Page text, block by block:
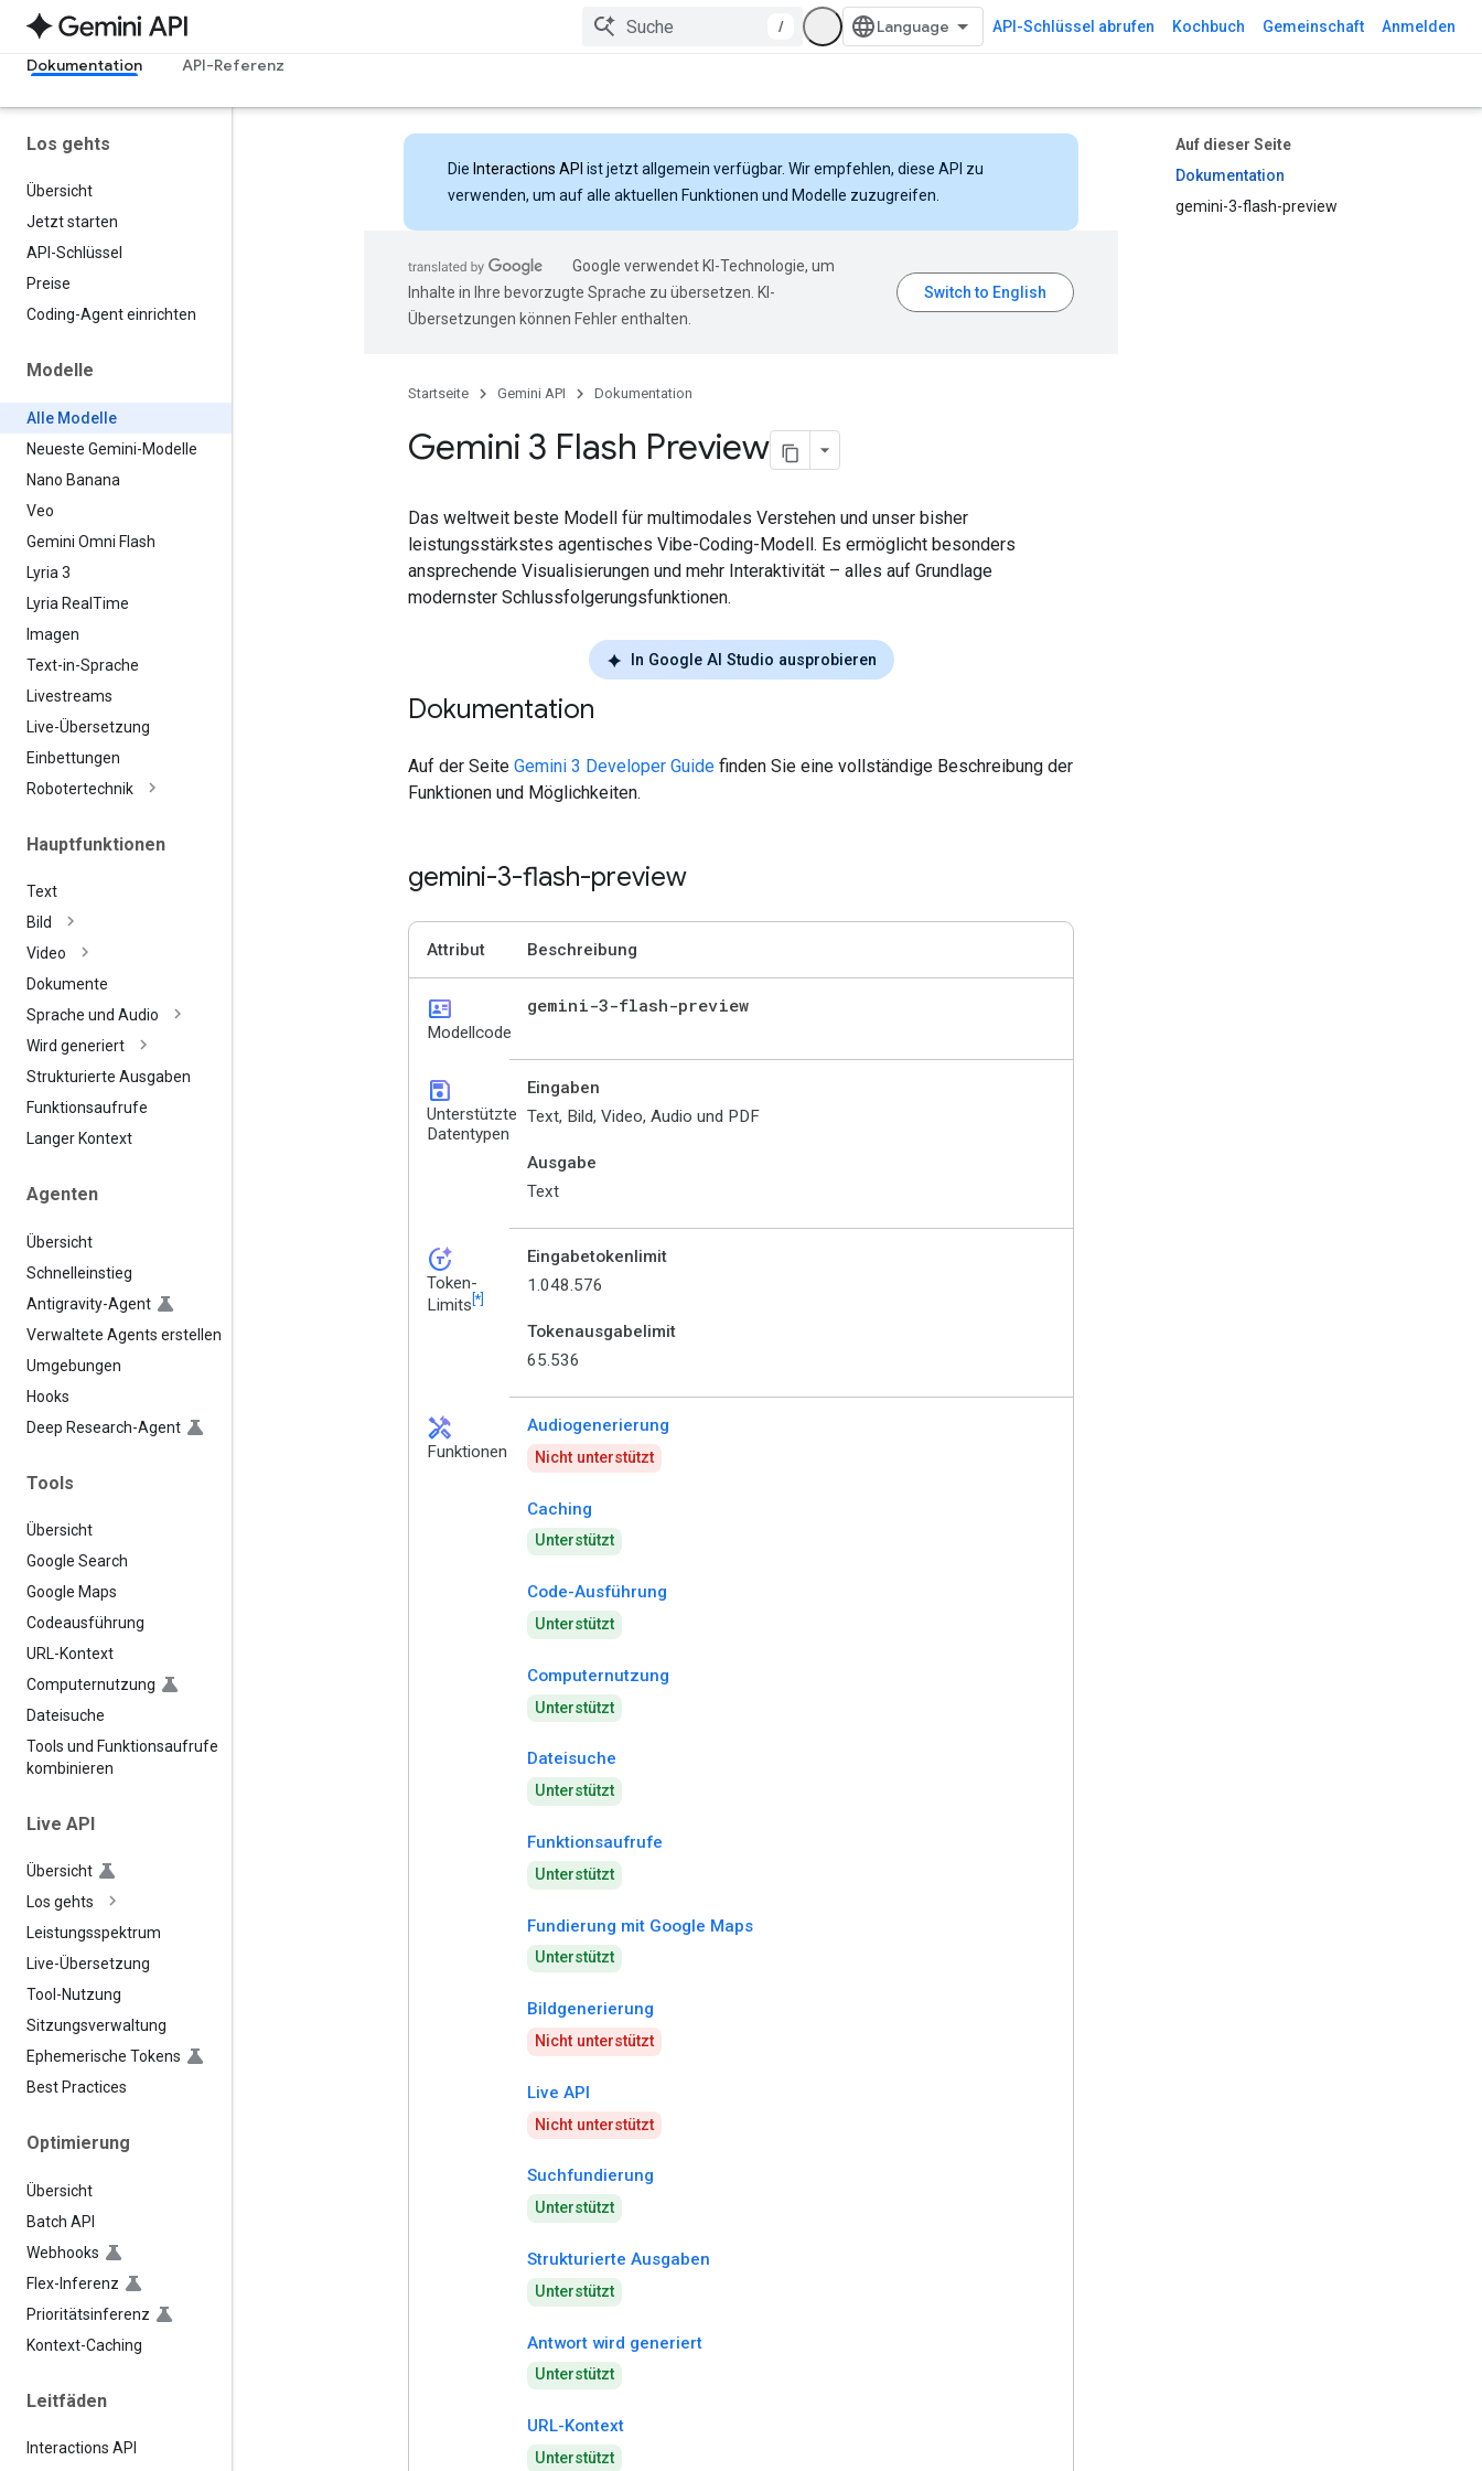
/ API-Schlüssel abrufen Kochbuch Gemeinschaft Anmelden
Dokumentation API-Referenz
Los gehts
Übersicht
Jetzt starten
API-Schlüssel
Preise
Coding-Agent einrichten
Modelle
Alle Modelle
Neueste Gemini-Modelle
Nano Banana
Veo
Gemini Omni Flash
Lyria 3
Lyria Real Time
Imagen
Text-in-Sprache
Livestreams
Live-Übersetzung
Einbettungen
Robotertechnik
Hauptfunktionen
Text
Bild
Video
Dokumente
Sprache und Audio
Wird generiert
Strukturierte Ausgaben
Funktionsaufrufe
Langer Kontext
Agenten
Übersicht
Schnelleinstieg
Antigravity-Agent
Verwaltete Agents erstellen
Umgebungen
Hooks
Deep Research-Agent
Tools
Übersicht
Google Search
Google Maps
Codeausführung
URL-Kontext
Computernutzung
Dateisuche
Tools und Funktionsaufrufe
kombinieren
Live API
Übersicht
Los gehts
Leistungsspektrum
Live-Übersetzung
Tool-Nutzung
Sitzungsverwaltung
Ephemerische Tokens
Best Practices
Optimierung
Übersicht
Batch API
Webhooks
Flex-Inferenz
Prioritätsinferenz
Kontext-Caching
Leitfäden
Interactions API
Auf dieser Seite
Dokumentation
gemini-3-flash-preview
Die Interactions API ist jetzt allgemein verfügbar. Wir empfehlen, diese API zu
verwenden, um auf alle aktuellen Funktionen und Modelle zuzugreifen.
Google verwendet KI-Technologie, um
Inhalte in Ihre bevorzugte Sprache zu übersetzen. KI-
Übersetzungen können Fehler enthalten.
Startseite Gemini API Dokumentation
Gemini 3 Flash Preview
Das weltweit beste Modell für multimodales Verstehen und unser bisher
leistungsstärkstes agentisches Vibe-Coding-Modell. Es ermöglicht besonders
ansprechende Visualisierungen und mehr Interaktivität – alles auf Grundlage
modernster Schlussfolgerungsfunktionen.
In Google AI Studio ausprobieren
Dokumentation
Auf der Seite Gemini 3 Developer Guide finden Sie eine vollständige Beschreibung der
Funktionen und Möglichkeiten.
gemini-3-flash-preview
Attribut Beschreibung
id_card
Modellcode
gemini-3-flash-preview
save
Unterstützte
Datentypen
Eingaben
Text, Bild, Video, Audio und PDF
Ausgabe
Text
token_auto
Token-
Limits [*]
Eingabetokenlimit
1.048.576
Tokenausgabelimit
65.536
handyman
Funktionen
Audiogenerierung
Nicht unterstützt
Caching
Unterstützt
Code-Ausführung
Unterstützt
Computernutzung
Unterstützt
Dateisuche
Unterstützt
Funktionsaufrufe
Unterstützt
Fundierung mit Google Maps
Unterstützt
Bildgenerierung
Nicht unterstützt
Live API
Nicht unterstützt
Suchfundierung
Unterstützt
Strukturierte Ausgaben
Unterstützt
Antwort wird generiert
Unterstützt
URL-Kontext
Unterstützt